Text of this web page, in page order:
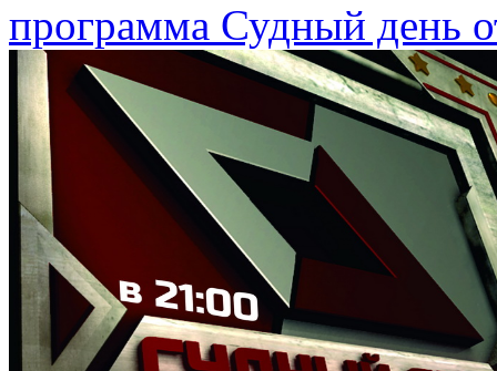
программа Судный день